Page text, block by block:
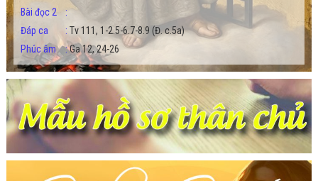
Bài đọc 2
:
Đáp ca
: Tv 111, 1-2.5-6.7-8.9 (Đ. c.5a)
Phúc âm
:Ga 12, 24-26